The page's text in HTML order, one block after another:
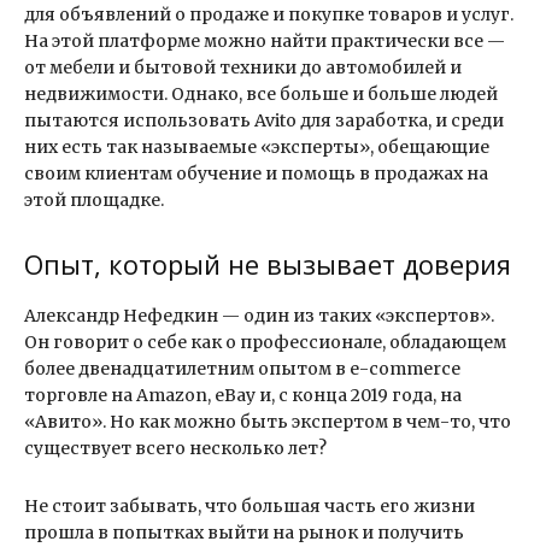
для объявлений о продаже и покупке товаров и услуг.
На этой платформе можно найти практически все —
от мебели и бытовой техники до автомобилей и
недвижимости. Однако, все больше и больше людей
пытаются использовать Avito для заработка, и среди
них есть так называемые «эксперты», обещающие
своим клиентам обучение и помощь в продажах на
этой площадке.
Опыт, который не вызывает доверия
Александр Нефедкин — один из таких «экспертов».
Он говорит о себе как о профессионале, обладающем
более двенадцатилетним опытом в e-commerce
торговле на Amazon, eBay и, с конца 2019 года, на
«Авито». Но как можно быть экспертом в чем-то, что
существует всего несколько лет?
Не стоит забывать, что большая часть его жизни
прошла в попытках выйти на рынок и получить